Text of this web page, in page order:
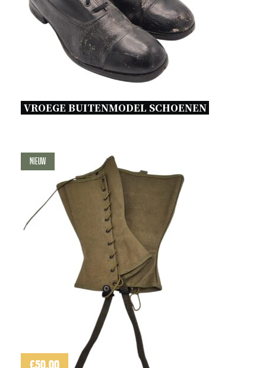
VROEGE BUITENMODEL SCHOENEN
Nieuw
€50,00